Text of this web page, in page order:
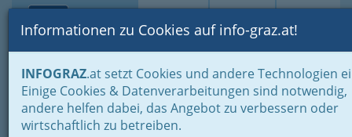
Suche Login Toggle
Informationen zu Cookies auf info-graz.at!
INFOGRAZ.at setzt Cookies und andere Technologien
Einige Cookies & Datenverarbeitungen sind notwendig,
andere helfen dabei, das Angebot zu verbessern oder
wirtschaftlich zu betreiben.
Home
Humor, Weisheit und Blödsinn, Skurriles und Schönes
Sprüche - Zitate, Philosophisches und Blödelei
Sprüche von geistreichen, klugen und bewundernswerten
Menschen
Sir Peter Ustinov - die Persönlichkeit